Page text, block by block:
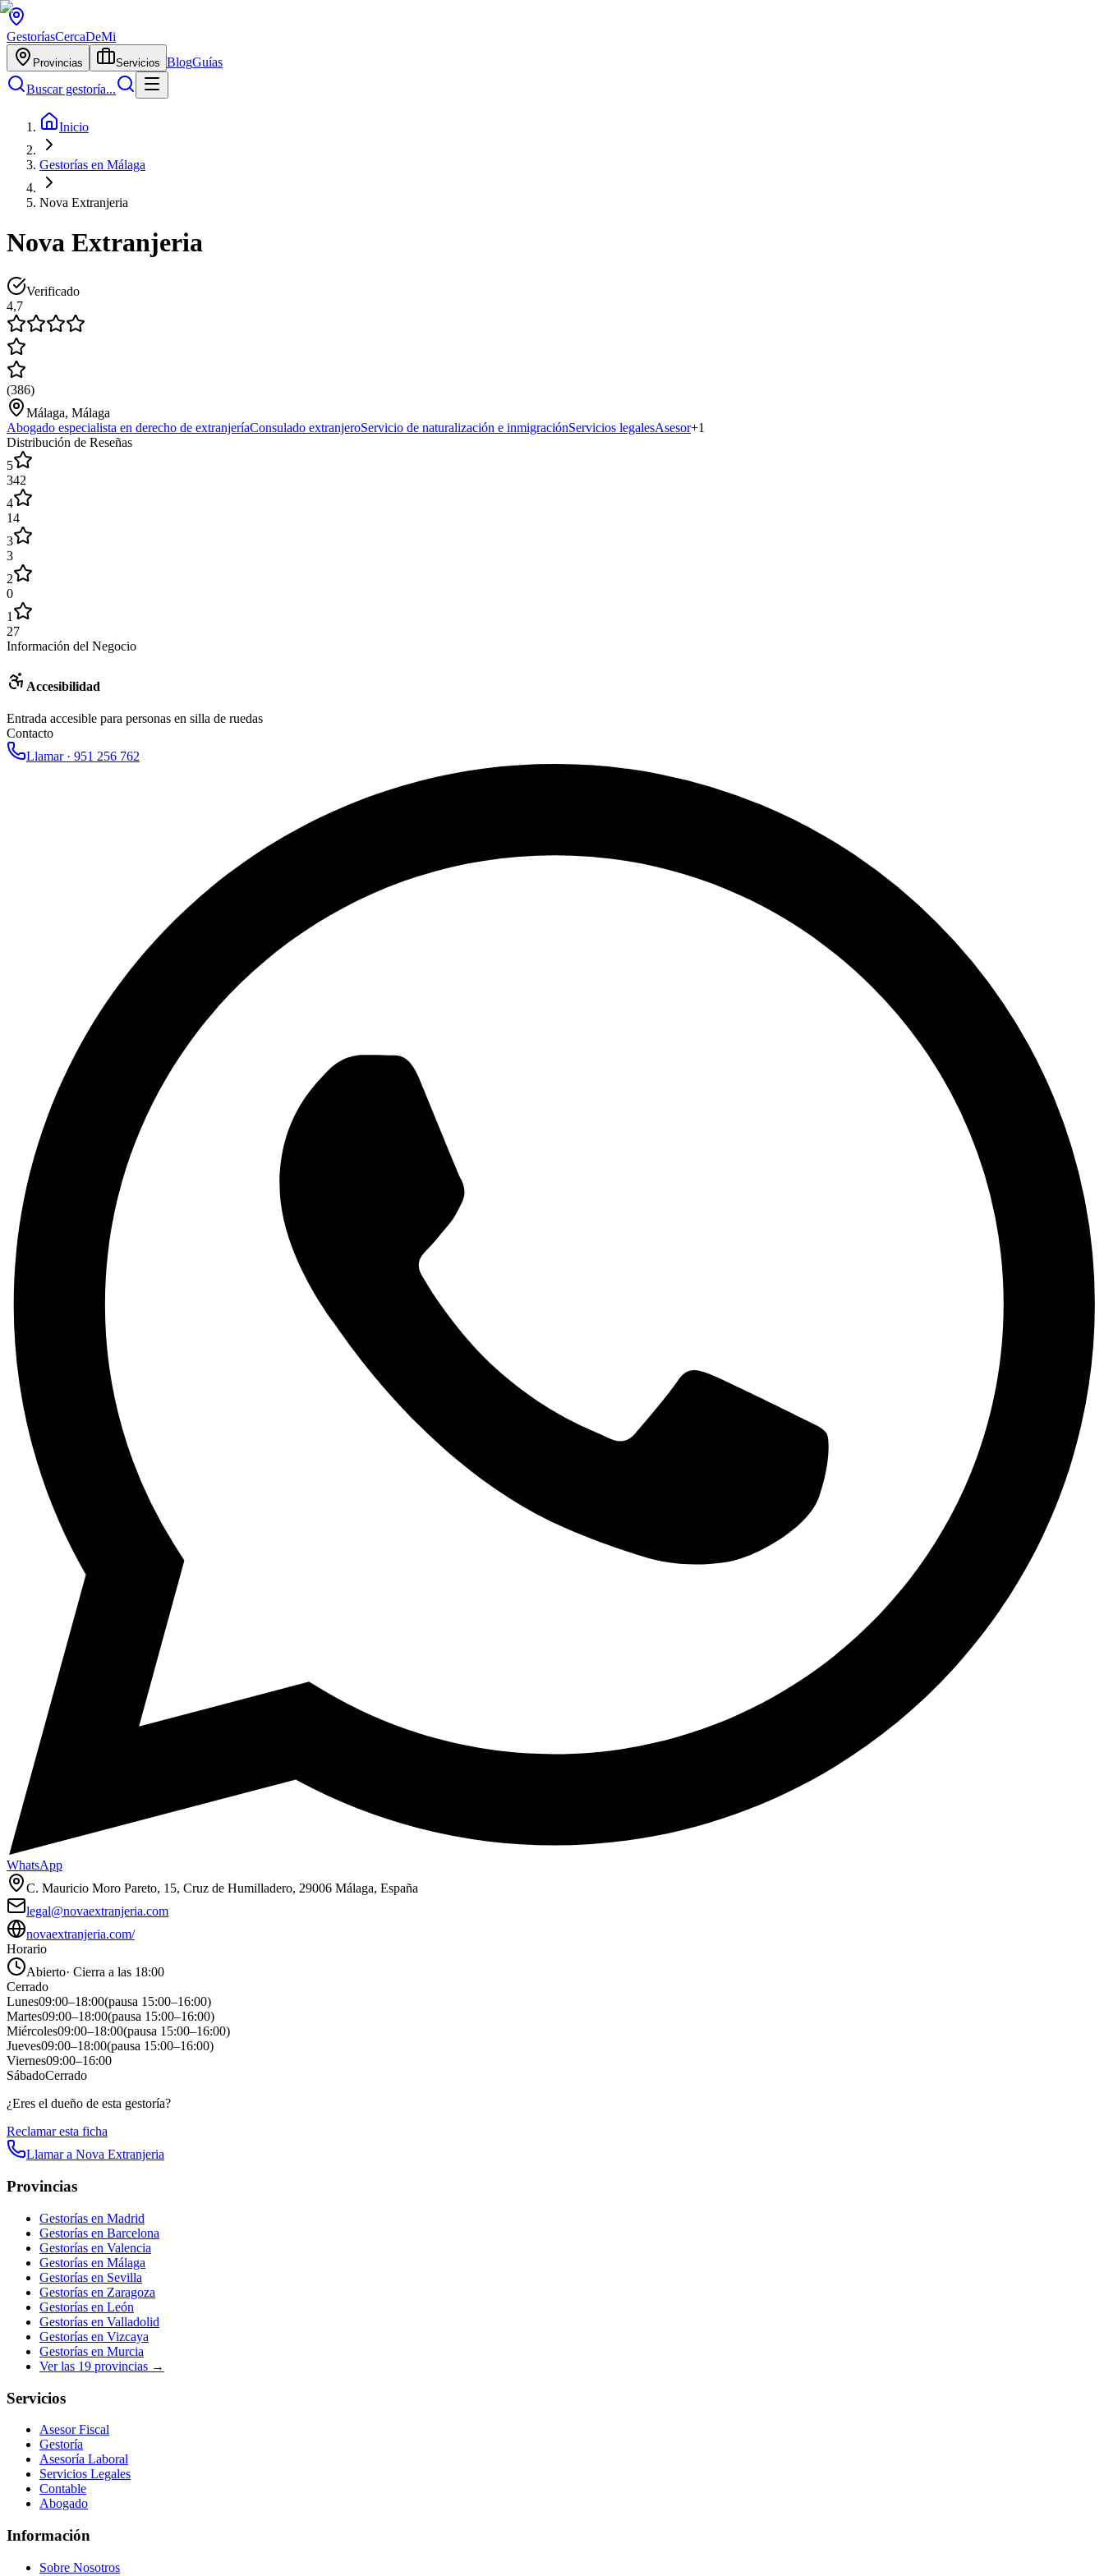
GestoríasCercaDeMi
Provincias Servicios BlogGuías
Buscar gestoría...
Inicio
Gestorías en Málaga
Nova Extranjeria
Nova Extranjeria
Verificado
4,7
(386)
Málaga, Málaga
Abogado especialista en derecho de extranjeríaConsulado extranjeroServicio de naturalización e inmigraciónServicios legalesAsesor+1
Distribución de Reseñas
5
342
4
14
3
3
2
0
1
27
Información del Negocio
Accesibilidad
Entrada accesible para personas en silla de ruedas
Contacto
Llamar · 951 256 762
WhatsApp
C. Mauricio Moro Pareto, 15, Cruz de Humilladero, 29006 Málaga, España
legal@novaextranjeria.com
novaextranjeria.com/
Horario
Abierto· Cierra a las 18:00
Cerrado
Lunes09:00–18:00(pausa 15:00–16:00)
Martes09:00–18:00(pausa 15:00–16:00)
Miércoles09:00–18:00(pausa 15:00–16:00)
Jueves09:00–18:00(pausa 15:00–16:00)
Viernes09:00–16:00
SábadoCerrado
¿Eres el dueño de esta gestoría?
Reclamar esta ficha
Llamar a Nova Extranjeria
Provincias
Gestorías en Madrid
Gestorías en Barcelona
Gestorías en Valencia
Gestorías en Málaga
Gestorías en Sevilla
Gestorías en Zaragoza
Gestorías en León
Gestorías en Valladolid
Gestorías en Vizcaya
Gestorías en Murcia
Ver las 19 provincias →
Servicios
Asesor Fiscal
Gestoría
Asesoría Laboral
Servicios Legales
Contable
Abogado
Información
Sobre Nosotros